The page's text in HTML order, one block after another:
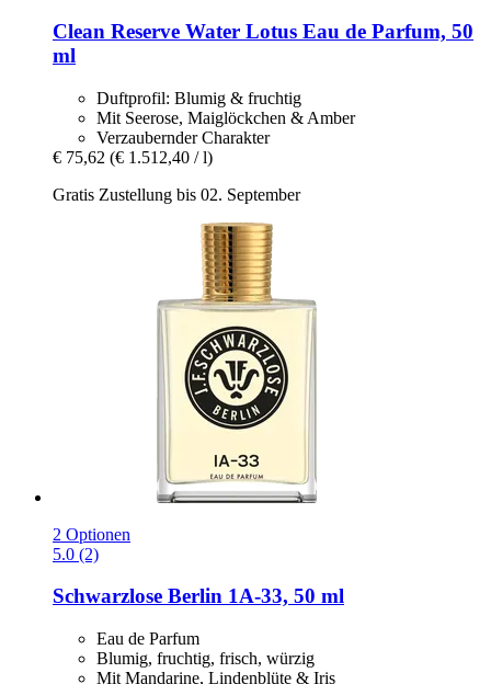
Clean Reserve Water Lotus Eau de Parfum, 50
ml
Duftprofil: Blumig & fruchtig
Mit Seerose, Maiglöckchen & Amber
Verzaubernder Charakter
€ 75,62 (€ 1.512,40 / l)
Gratis Zustellung bis 02. September
2 Optionen
5.0 (2)
Schwarzlose Berlin 1A-​33, 50 ml
Eau de Parfum
Blumig, fruchtig, frisch, würzig
Mit Mandarine, Lindenblüte & Iris